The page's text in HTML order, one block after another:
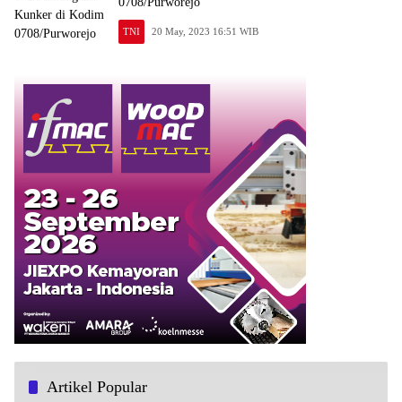
TNI 20 May, 2023 16:51 WIB
Artikel Popular